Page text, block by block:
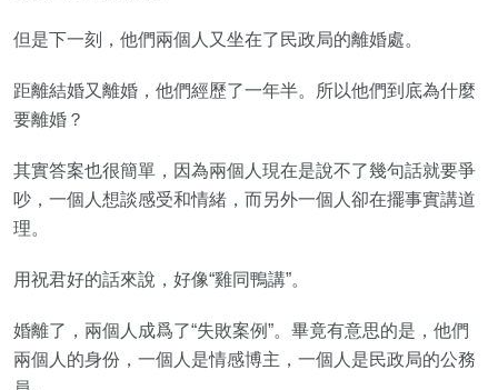
但是下一刻，他們兩個人又坐在了民政局的離婚處。
距離結婚又離婚，他們經歷了一年半。所以他們到底為什麼
要離婚？
其實答案也很簡單，因為兩個人現在是說不了幾句話就要爭
吵，一個人想談感受和情緒，而另外一個人卻在擺事實講道
理。
用祝君好的話來說，好像“雞同鴨講”。
婚離了，兩個人成爲了“失敗案例”。畢竟有意思的是，他們
兩個人的身份，一個人是情感博主，一個人是民政局的公務